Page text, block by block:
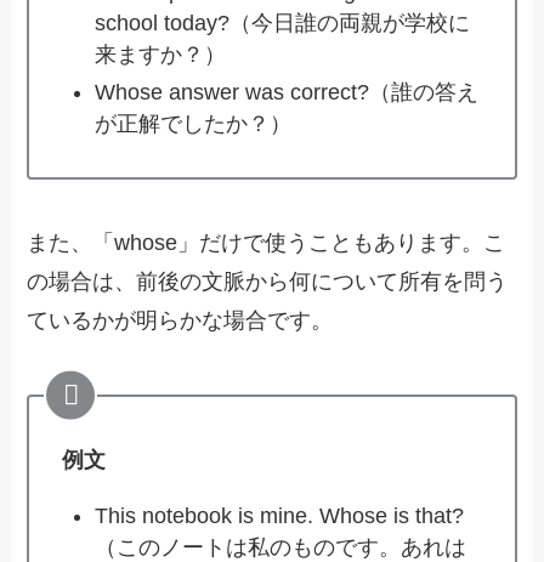
school today?（今日誰の両親が学校に
来ますか？）
Whose answer was correct?（誰の答え
が正解でしたか？）
また、「whose」だけで使うこともあります。こ
の場合は、前後の文脈から何について所有を問う
ているかが明らかな場合です。
例文
This notebook is mine. Whose is that?
（このノートは私のものです。あれは